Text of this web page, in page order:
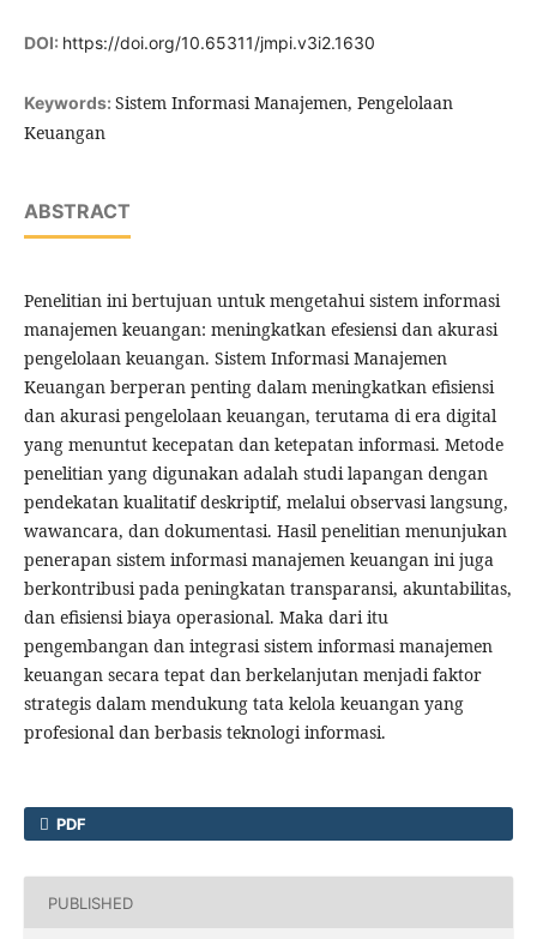
DOI: https://doi.org/10.65311/jmpi.v3i2.1630
Keywords: Sistem Informasi Manajemen, Pengelolaan
Keuangan
ABSTRACT
Penelitian ini bertujuan untuk mengetahui sistem informasi
manajemen keuangan: meningkatkan efesiensi dan akurasi
pengelolaan keuangan. Sistem Informasi Manajemen
Keuangan berperan penting dalam meningkatkan efisiensi
dan akurasi pengelolaan keuangan, terutama di era digital
yang menuntut kecepatan dan ketepatan informasi. Metode
penelitian yang digunakan adalah studi lapangan dengan
pendekatan kualitatif deskriptif, melalui observasi langsung,
wawancara, dan dokumentasi. Hasil penelitian menunjukan
penerapan sistem informasi manajemen keuangan ini juga
berkontribusi pada peningkatan transparansi, akuntabilitas,
dan efisiensi biaya operasional. Maka dari itu
pengembangan dan integrasi sistem informasi manajemen
keuangan secara tepat dan berkelanjutan menjadi faktor
strategis dalam mendukung tata kelola keuangan yang
profesional dan berbasis teknologi informasi.
PDF
PUBLISHED